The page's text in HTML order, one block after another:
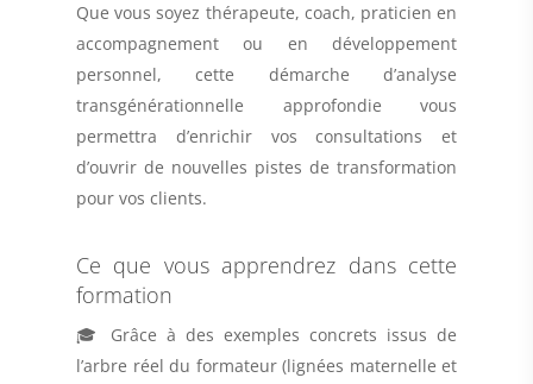
Que vous soyez thérapeute, coach, praticien en
accompagnement ou en développement
personnel, cette démarche d’analyse
transgénérationnelle approfondie vous
permettra d’enrichir vos consultations et
d’ouvrir de nouvelles pistes de transformation
pour vos clients.
Ce que vous apprendrez dans cette
formation
🎓 Grâce à des exemples concrets issus de
l’arbre réel du formateur (lignées maternelle et